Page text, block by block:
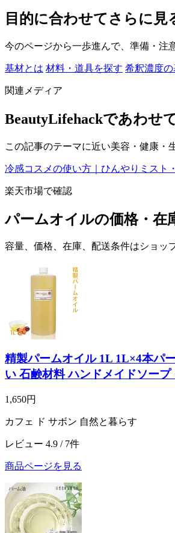
目的に合わせてさらに見
今のページから一歩進んで、準備・注
基材とは 材料・道具を探す 希釈濃度
関連メディア
BeautyLifehackであわせ
この記事のテーマに近い美容・健康・
冷感コスメの使い方｜ひんやりミスト
楽天市場で確認
パームオイルの価格・在
容量、価格、在庫、配送条件はショッ
精製パームオイル 1L 1L×4本パ
い 石鹸材料 ハンドメイドソープ
1,650円
カフェ ド サボン 自然と暮らす
レビュー 4.9 / 7件
商品ページを見る